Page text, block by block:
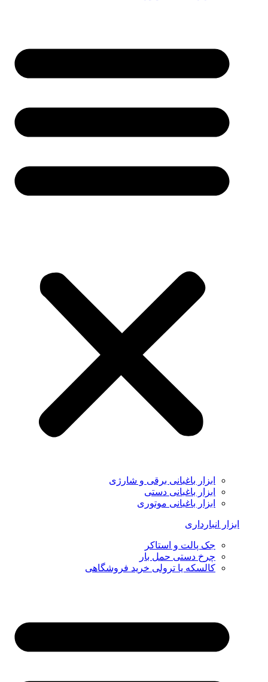
ابزار باغبانی برقی و شارژی
ابزار باغبانی دستی
ابزار باغبانی موتوری
ابزار انبارداری
جک پالت و استاکر
چرخ دستی حمل بار
کالسکه یا ترولی خرید فروشگاهی